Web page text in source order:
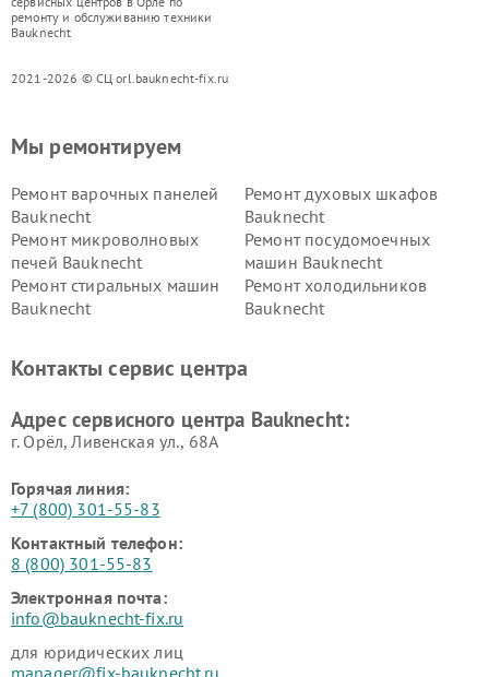
ремонту и обслуживанию техники
Bauknecht
2021-2026 © СЦ orl.bauknecht-fix.ru
Мы ремонтируем
Ремонт варочных панелей
Bauknecht
Ремонт духовых шкафов
Bauknecht
Ремонт микроволновых
печей Bauknecht
Ремонт посудомоечных
машин Bauknecht
Ремонт стиральных машин
Bauknecht
Ремонт холодильников
Bauknecht
Контакты сервис центра
Адрес сервисного центра Bauknecht:
г. Орёл, Ливенская ул., 68А
Горячая линия:
+7 (800) 301-55-83
Контактный телефон:
8 (800) 301-55-83
Электронная почта:
info@bauknecht-fix.ru
для юридических лиц
manager@fix-bauknecht.ru